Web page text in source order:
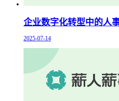
企业数字化转型中的人
2025-07-14